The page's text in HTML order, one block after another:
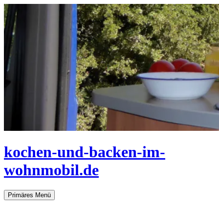
Zum
Inhalt
springen
kochen-und-backen-im-
wohnmobil.de
Suchen
Primäres Menü